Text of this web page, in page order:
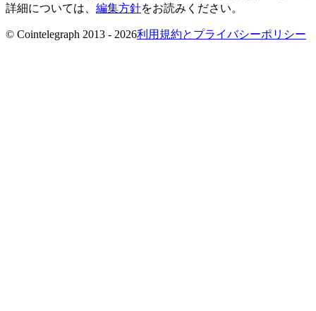
詳細については、 編集方針をお読みください。
© Cointelegraph 2013 - 2026利用規約とプライバシーポリシー